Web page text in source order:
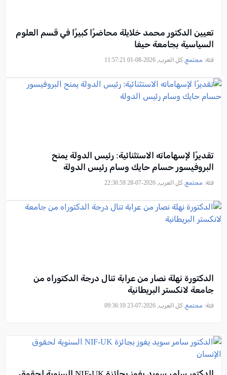
تعيين الدكتور محمد خلايلة محاضرًا كبيرًا في قسم العلوم
السياسية بجامعة حيفا
فئة: مجتمع, كل العرب, 2026-08-01 11:57:21
تقديرًا لإسهاماته الاستثنائية: رئيس الدولة يمنح
البروفيسور حسام حايك وسام رئيس الدولة
فئة: مجتمع, كل العرب, 2026-07-28 22:36:59
الدكتورة نهلة نصار من عرابة تنال درجة الدكتوراه من
جامعة لانكستر البريطانية
فئة: مجتمع, كل العرب, 2026-07-23 09:36:10